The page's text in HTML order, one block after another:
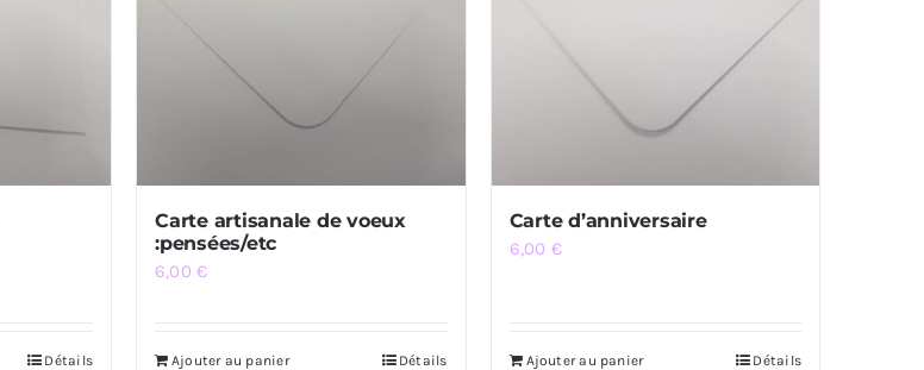
Détails
Carte artisanale de voeux
:pensées/etc
6,00€
Ajouter au panier Détails
Carte d’anniversaire
6,00 €
Ajouter au panier Détails